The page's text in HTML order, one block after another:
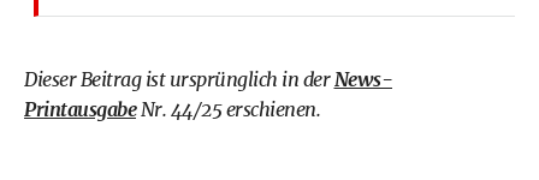
Dieser Beitrag ist ursprünglich in der News-
PrintausgabeNr. 44/25 erschienen.